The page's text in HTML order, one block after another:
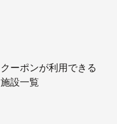
クーポンが利用できる
施設一覧